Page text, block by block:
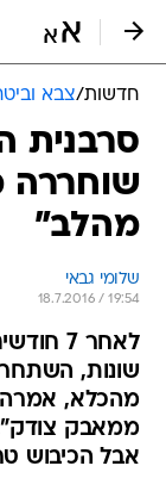
חדשות/צבא
סרבנית
מהלב"
שלומי גבאי
18.7.2016 / 19:54
לאחר
מהכלא, אמרה:
ממאבק
אבל הכיבוש